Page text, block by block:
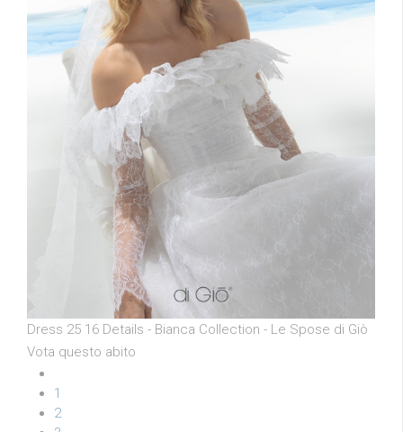
Dress 25 16 Details - Bianca Collection - Le Spose di Giò
Vota questo abito
1
2